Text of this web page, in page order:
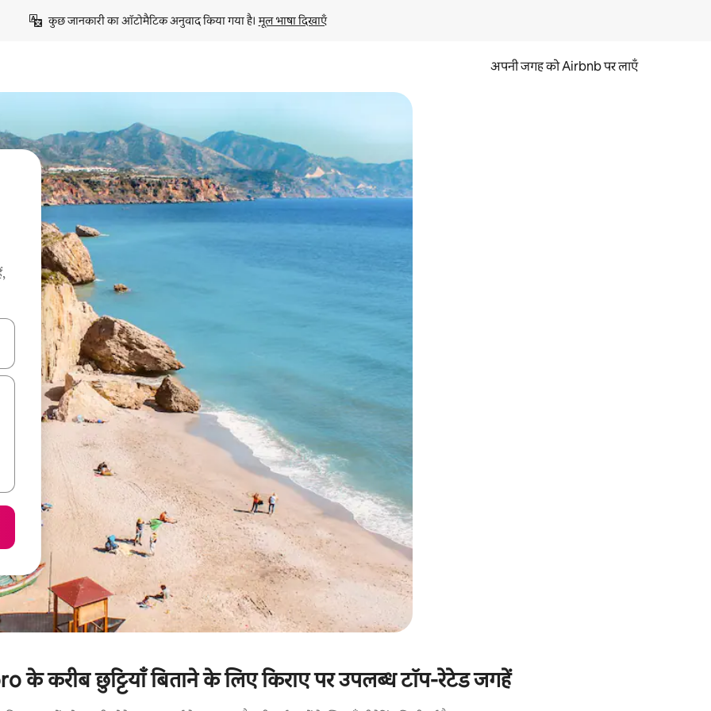
कुछ जानकारी का ऑटोमैटिक अनुवाद किया गया है। मूल भाषा दिखाएँ
अपनी जगह को Airbnb पर लाएँ
नेविगेट करें या टच या फिर स्वाइप जेस्चर का इस्तेमाल करके एक्सप्लोर करें।
के करीब छुट्टियाँ बिताने के लिए किराए पर उपलब्ध टॉप-रेटेड जगहें